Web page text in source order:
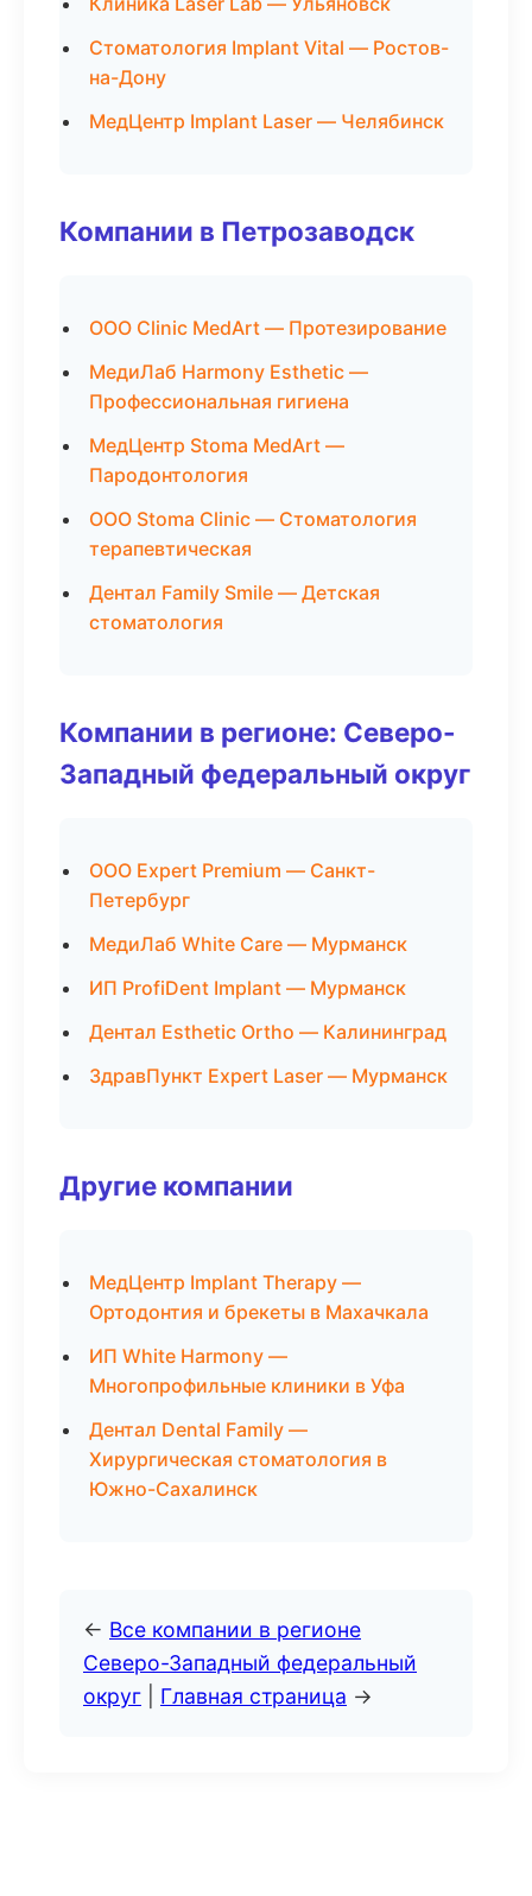
Стоматология Implant Vital — Ростов-
на-Дону
МедЦентр Implant Laser — Челябинск
Компании в Петрозаводск
ООО Clinic MedArt — Протезирование
МедиЛаб Harmony Esthetic —
Профессиональная гигиена
МедЦентр Stoma MedArt —
Пародонтология
ООО Stoma Clinic — Стоматология
терапевтическая
Дентал Family Smile — Детская
стоматология
Компании в регионе: Северо-
Западный федеральный округ
ООО Expert Premium — Санкт-
Петербург
МедиЛаб White Care — Мурманск
ИП ProfiDent Implant — Мурманск
Дентал Esthetic Ortho — Калининград
ЗдравПункт Expert Laser — Мурманск
Другие компании
МедЦентр Implant Therapy —
Ортодонтия и брекеты в Махачкала
ИП White Harmony —
Многопрофильные клиники в Уфа
Дентал Dental Family —
Хирургическая стоматология в
Южно-Сахалинск
← Все компании в регионе
Северо-Западный федеральный
округ
Главная страница →